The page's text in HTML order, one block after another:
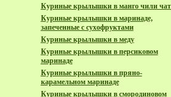
Куриные крылышки в манго чили
Куриные крылышки в маринаде,
запеченные с сухофруктами
Куриные крылышки в меду
Куриные крылышки в персиковом
маринаде
Куриные крылышки в пряно-
карамельном маринаде
Куриные крылышки в смородиновом